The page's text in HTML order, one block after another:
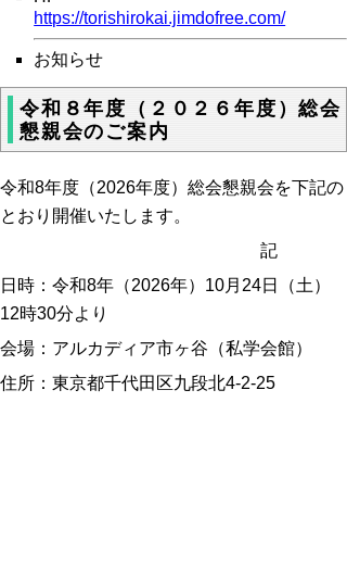
https://torishirokai.jimdofree.com/
お知らせ
令和８年度（２０２６年度）総会
懇親会のご案内
令和8年度（2026年度）総会懇親会を下記の
とおり開催いたします。
記
日時：令和8年（2026年）10月24日（土）
12時30分より
会場：アルカディア市ヶ谷（私学会館）
住所：東京都千代田区九段北4-2-25